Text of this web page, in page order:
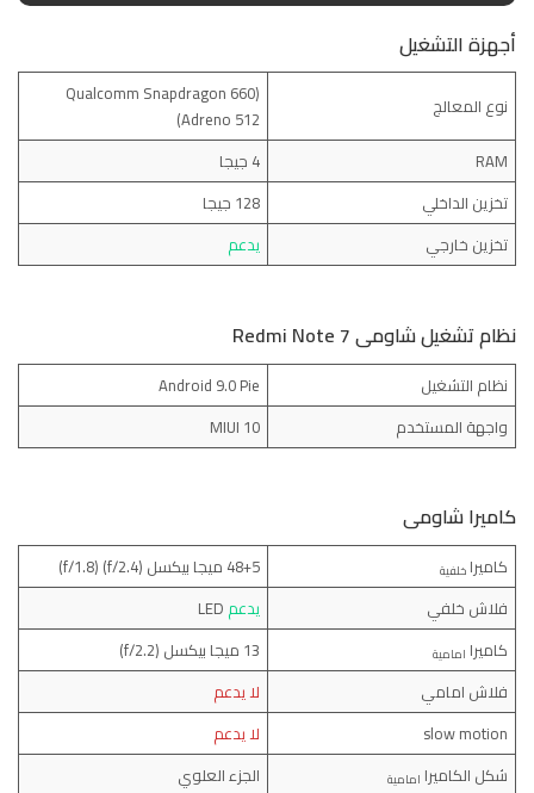
أجهزة التشغيل
نوع المعالج
(Qualcomm Snapdragon 660
(Adreno 512
RAM
4 جيجا
تخزين الداخلي
128 جيجا
تخزين خارجي
يدعم
نظام تشغيل شاومى Redmi Note 7
نظام التشغيل
Android 9.0 Pie
واجهة المستخدم
MIUI 10
كاميرا شاومى
كاميراخلفية
48+5 ميجا بيكسل (f/2.4) (f/1.8)
فلاش خلفي
يدعم LED
كاميرا امامية
13 ميجا بيكسل (f/2.2)
فلاش امامي
لا يدعم
slow motion
لا يدعم
شكل الكاميرا امامية
الجزء العلوي